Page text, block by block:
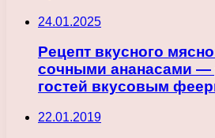
24.01.2025
Рецепт вкусного
сочными ананасами —
гостей вкусовым
22.01.2019